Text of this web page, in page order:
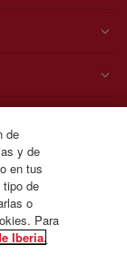
de
y de
en tus
tipo de
o
Para
Iberia.